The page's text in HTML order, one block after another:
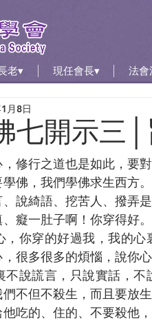
老▾ 現任會長▾ 法會
七開示三
月8日
修行之道也是如此，要
佛，我們學佛求生西方
說綺語、挖苦人、撥弄
癡一肚子啊！你穿得好
，你穿的好過我，我的
很多很多的煩惱，說你
不說謊言，只說實話，
不但不殺生，而且要放
吃的、住的、不要殺他